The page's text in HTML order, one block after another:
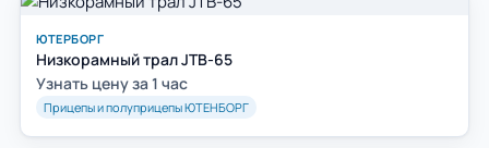
ЮТЕРБОРГ
Низкорамный трал JTB-65
Узнать цену за 1 час
Прицепы и полуприцепы ЮТЕНБОРГ